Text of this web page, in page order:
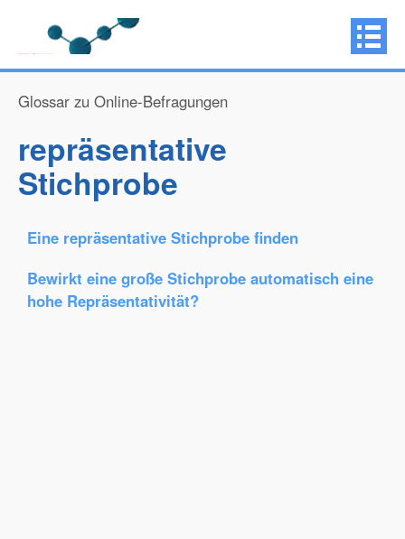
Glossar zu Online-Befragungen
repräsentative
Stichprobe
Eine repräsentative Stichprobe finden
Bewirkt eine große Stichprobe automatisch eine
hohe Repräsentativität?